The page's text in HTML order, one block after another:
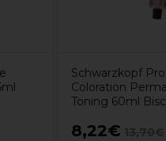
Schwarzkopf
Coloration
Toning 60ml
8,22€